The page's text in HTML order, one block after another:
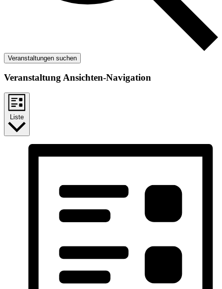
Veranstaltungen suchen
Veranstaltung Ansichten-Navigation
Liste